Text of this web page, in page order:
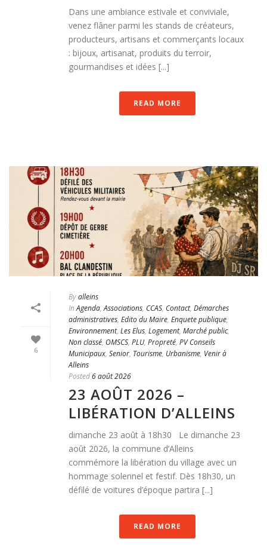
Dans une ambiance estivale et conviviale,
venez flâner parmi les stands de créateurs,
producteurs, artisans et commerçants locaux
: bijoux, artisanat, produits du terroir,
gourmandises et idées [...]
READ MORE
6
Byalleins
In Agenda,Associations, CCAS, Contact, Démarches
administratives, Edito du Maire, Enquete publique,
Environnement, Les Elus, Logement, Marché public,
Non classé, OMSCS, PLU, Propreté, PV Conseils
Municipaux, Senior, Tourisme, Urbanisme, Venir à
Alleins
Posted6 août 2026
23 AOÛT 2026 –
LIBÉRATION D’ALLEINS
dimanche 23 août à 18h30 Le dimanche 23
août 2026, la commune d’Alleins
commémore la libération du village avec un
hommage solennel et festif. Dès 18h30, un
défilé de voitures d’époque partira [...]
READ MORE